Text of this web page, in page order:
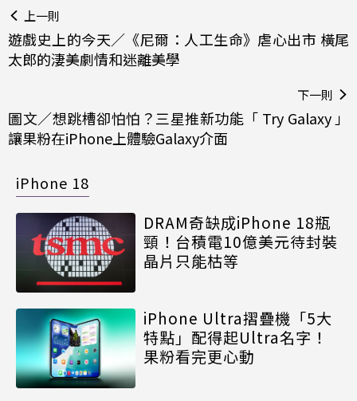
上一則
遊戲史上的今天／《尼爾：人工生命》虐心出市 橫尾
太郎的淒美劇情和迷離美學
下一則
圖文／想跳槽卻怕怕？三星推新功能「 Try Galaxy 」
讓果粉在iPhone上體驗Galaxy介面
iPhone 18
DRAM奇缺成iPhone 18瓶
頸！台積電10億美元待封裝
晶片只能枯等
iPhone Ultra摺疊機「5大
特點」配得起Ultra名字！
果粉看完更心動